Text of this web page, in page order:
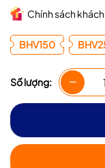
Chính sách
BHV150
Số lượng: